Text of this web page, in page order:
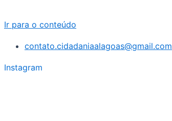
Ir para o conteúdo
contato.cidadaniaalagoas@gmail.com
Instagram